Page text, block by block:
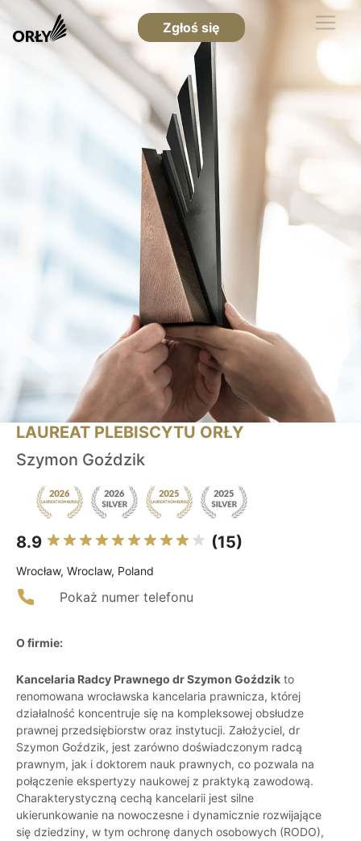
Zgłoś się
LAUREAT PLEBISCYTU ORŁY
Szymon Goździk
8.9 (15)
Wrocław, Wroclaw, Poland
Pokaż numer telefonu
O firmie:
Kancelaria Radcy Prawnego dr Szymon Goździk to
renomowana wrocławska kancelaria prawnicza, której
działalność koncentruje się na kompleksowej obsłudze
prawnej przedsiębiorstw oraz instytucji. Założyciel, dr
Szymon Goździk, jest zarówno doświadczonym radcą
prawnym, jak i doktorem nauk prawnych, co pozwala na
połączenie ekspertyzy naukowej z praktyką zawodową.
Charakterystyczną cechą kancelarii jest silne
ukierunkowanie na nowoczesne i dynamicznie rozwijające
się dziedziny, w tym ochronę danych osobowych (RODO),